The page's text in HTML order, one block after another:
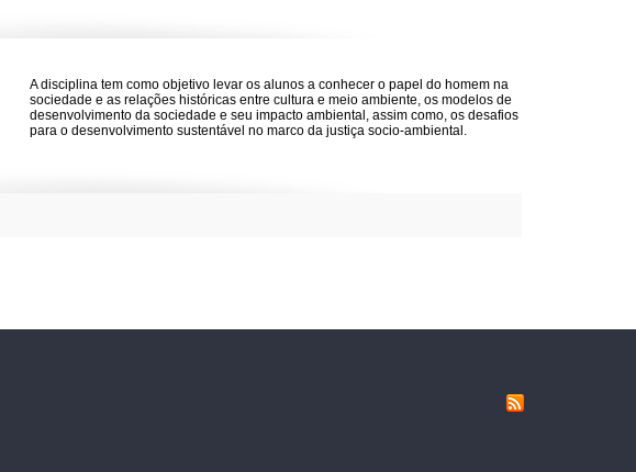
A disciplina tem como objetivo levar os alunos a conhecer o papel do homem na
sociedade e as relações históricas entre cultura e meio ambiente, os modelos de
desenvolvimento da sociedade e seu impacto ambiental, assim como, os desafios
para o desenvolvimento sustentável no marco da justiça socio-ambiental.